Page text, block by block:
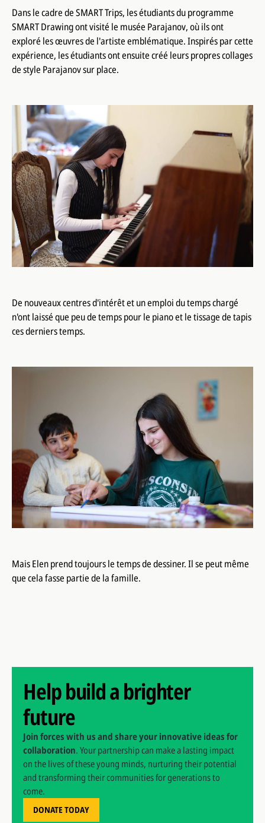
Dans le cadre de SMART Trips, les étudiants du programme
SMART Drawing ont visité le musée Parajanov, où ils ont
exploré les œuvres de l'artiste emblématique. Inspirés par cette
expérience, les étudiants ont ensuite créé leurs propres collages
de style Parajanov sur place.
De nouveaux centres d'intérêt et un emploi du temps chargé
n'ont laissé que peu de temps pour le piano et le tissage de tapis
ces derniers temps.
Mais Elen prend toujours le temps de dessiner. Il se peut même
que cela fasse partie de la famille.
Help build a brighter
future
Join forces with us and share your innovative ideas for
collaboration. Your partnership can make a lasting impact
on the lives of these young minds, nurturing their potential
and transforming their communities for generations to
come.
DONATE TODAY